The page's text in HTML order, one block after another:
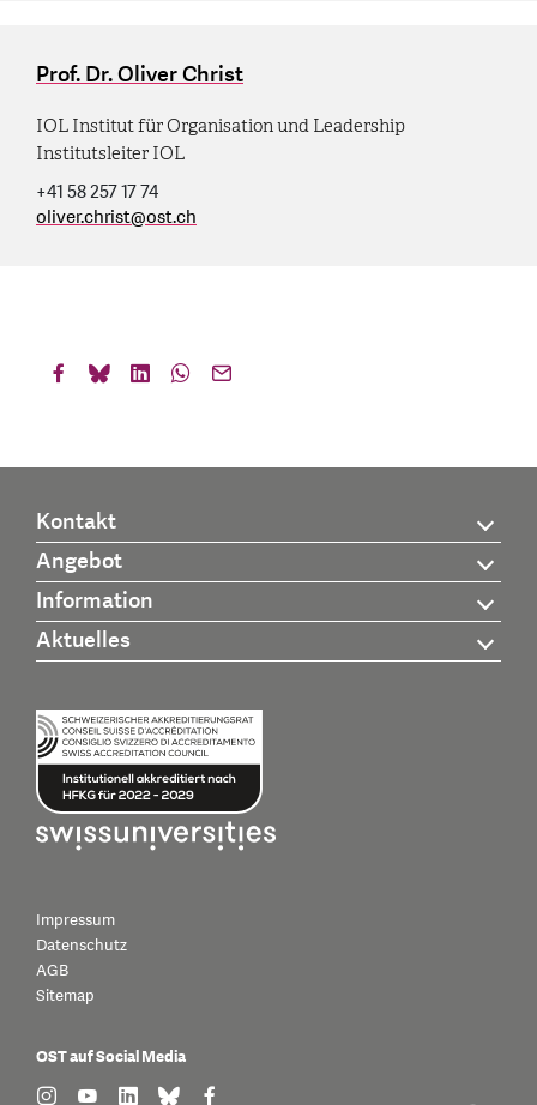
Prof. Dr. Oliver Christ
IOL Institut für Organisation und Leadership
Institutsleiter IOL
+41 58 257 17 74
oliver.christ@ost.ch
Kontakt
Angebot
Information
Aktuelles
Impressum
Datenschutz
AGB
Sitemap
OST auf Social Media
find us on: instagram
find us on: youtube
find us on: linkedin
find us on: bluesky
find us on: facebook